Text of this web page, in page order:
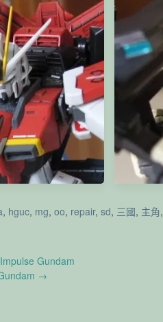
來到一個令人訝異
字！
Gundam
, hguc, mg, oo, repair, sd, 三國, 主角,
Gundam
→